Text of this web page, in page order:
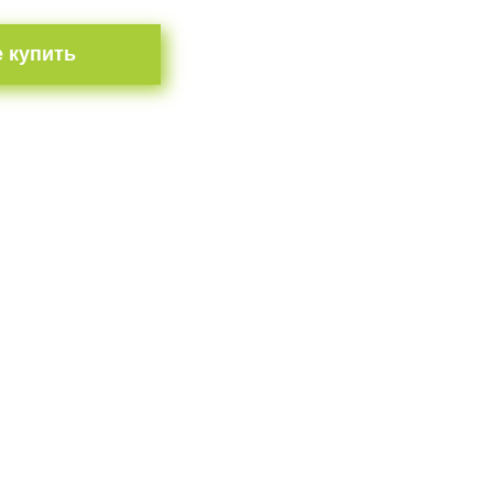
купить